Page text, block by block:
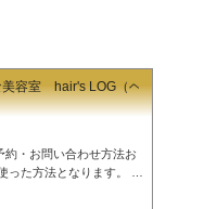
そんな想いを込めて、
容室 hair's LOG（ヘアーズ ログ）
・お問い合わせ方法お
った方法となります。 お